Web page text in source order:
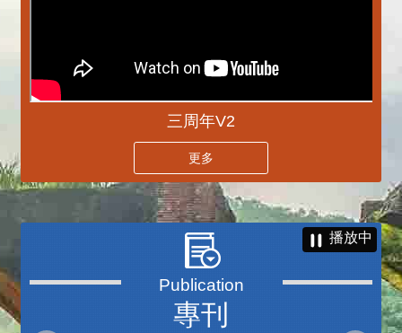
三周年V2
更多
專刊
播放中